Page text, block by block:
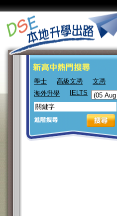
學士 高級文憑
文憑
海外升學
IELTS